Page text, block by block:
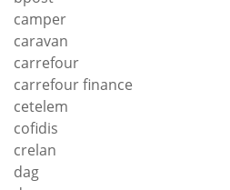
camper
caravan
carrefour
carrefour finance
cetelem
cofidis
crelan
dag